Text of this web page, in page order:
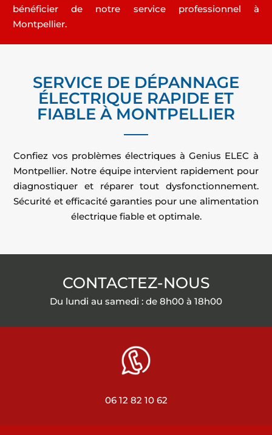
bénéficier de notre service professionnel à
Montpellier.
SERVICE DE DÉPANNAGE
ÉLECTRIQUE RAPIDE ET
FIABLE À MONTPELLIER
Confiez vos problèmes électriques à Genius ELEC à
Montpellier. Notre équipe intervient rapidement pour
diagnostiquer et réparer tout dysfonctionnement.
Sécurité et efficacité garanties pour une alimentation
électrique fiable et optimale.
CONTACTEZ-NOUS
Du lundi au samedi : de 8h00 à 18h00
06 12 82 10 62